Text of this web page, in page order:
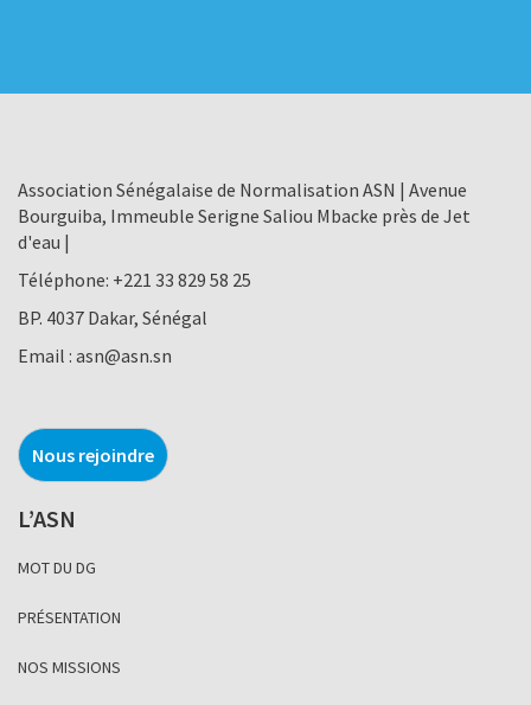
Association Sénégalaise de Normalisation ASN | Avenue
Bourguiba, Immeuble Serigne Saliou Mbacke près de Jet
d'eau |
Téléphone: +221 33 829 58 25
BP. 4037 Dakar, Sénégal
Email : asn@asn.sn
Nous rejoindre
L’ASN
MOT DU DG
PRÉSENTATION
NOS MISSIONS